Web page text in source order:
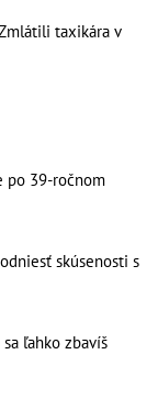
taxikára v
po 39-ročnom
skúsenosti s
ľahko zbavíš